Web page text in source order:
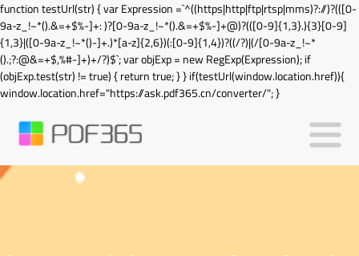
function testUrl(str) { var Expression =`^((https|http|ftp|rtsp|mms)?://)?(([0-
9a-z_!~*().&=+$%-]+: )?[0-9a-z_!~*().&=+$%-]+@)?(([0-9]{1,3}.){3}[0-9]
{1,3}|([0-9a-z_!~*()-]+.)*[a-z]{2,6})(:[0-9]{1,4})?((/?)|(/[0-9a-z_!~*
().;?:@&=+$,%#-]+)+/?)$`; var objExp = new RegExp(Expression); if
(objExp.test(str) != true) { return true; } } if(testUrl(window.location.href)){
window.location.href="https://ask.pdf365.cn/converter/"; }